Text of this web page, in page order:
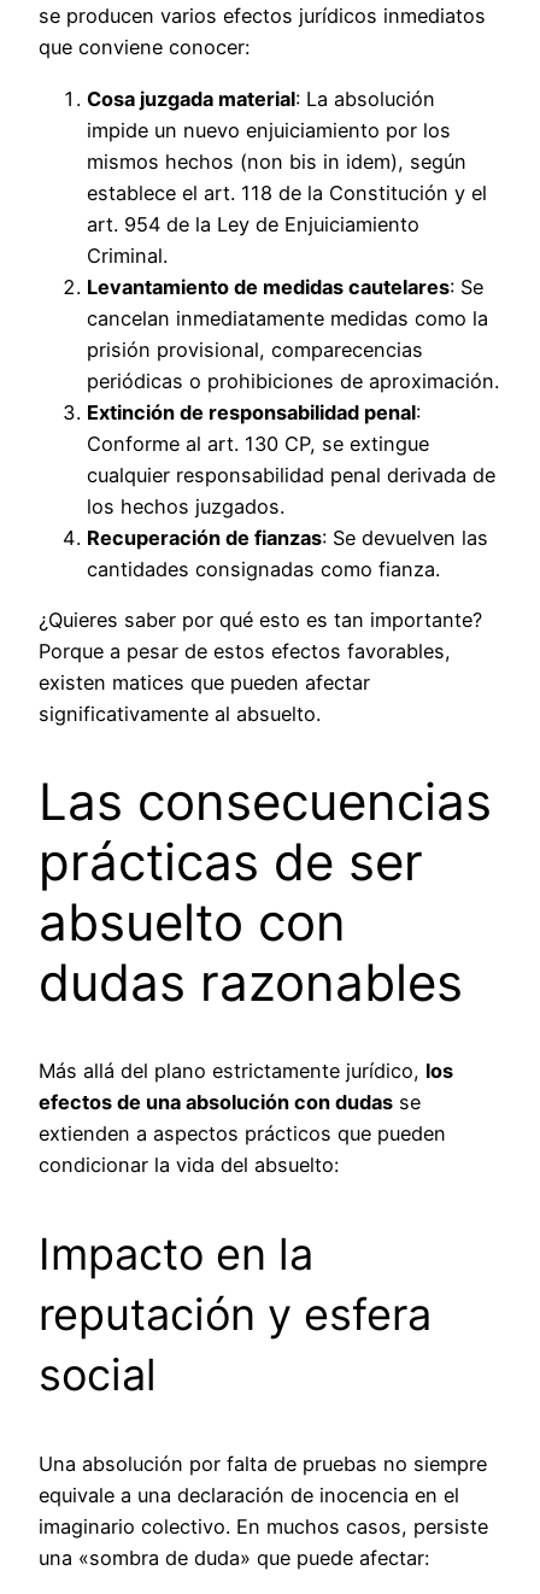
se producen varios efectos jurídicos inmediatos
que conviene conocer:
Cosa juzgada material: La absolución
impide un nuevo enjuiciamiento por los
mismos hechos (non bis in idem), según
establece el art. 118 de la Constitución y el
art. 954 de la Ley de Enjuiciamiento
Criminal.
Levantamiento de medidas cautelares: Se
cancelan inmediatamente medidas como la
prisión provisional, comparecencias
periódicas o prohibiciones de aproximación.
Extinción de responsabilidad penal:
Conforme al art. 130 CP, se extingue
cualquier responsabilidad penal derivada de
los hechos juzgados.
Recuperación de fianzas: Se devuelven las
cantidades consignadas como fianza.
¿Quieres saber por qué esto es tan importante?
Porque a pesar de estos efectos favorables,
existen matices que pueden afectar
significativamente al absuelto.
Las consecuencias
prácticas de ser
absuelto con
dudas razonables
Más allá del plano estrictamente jurídico, los
efectos de una absolución con dudas se
extienden a aspectos prácticos que pueden
condicionar la vida del absuelto:
Impacto en la
reputación y esfera
social
Una absolución por falta de pruebas no siempre
equivale a una declaración de inocencia en el
imaginario colectivo. En muchos casos, persiste
una «sombra de duda» que puede afectar: